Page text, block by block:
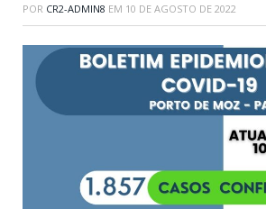
POR CR2-ADMIN8 EM 10 DE AGOSTO DE 2022